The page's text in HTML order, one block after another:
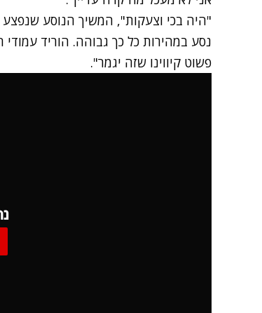
"היה בכי וצעקות", המשיך הנוסע שנפצע
נסע במהירות כל כך גבוהה. הוריד
פשוט קיווינו שזה יגמר".